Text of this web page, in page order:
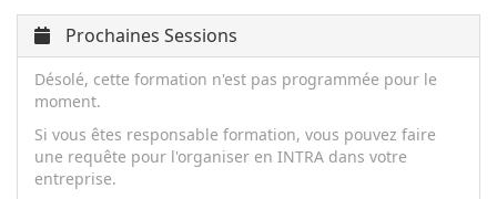
Prochaines Sessions
Désolé, cette formation n'est pas programmée pour le
moment.
Si vous êtes responsable formation, vous pouvez faire
une requête pour l'organiser en INTRA dans votre
entreprise.